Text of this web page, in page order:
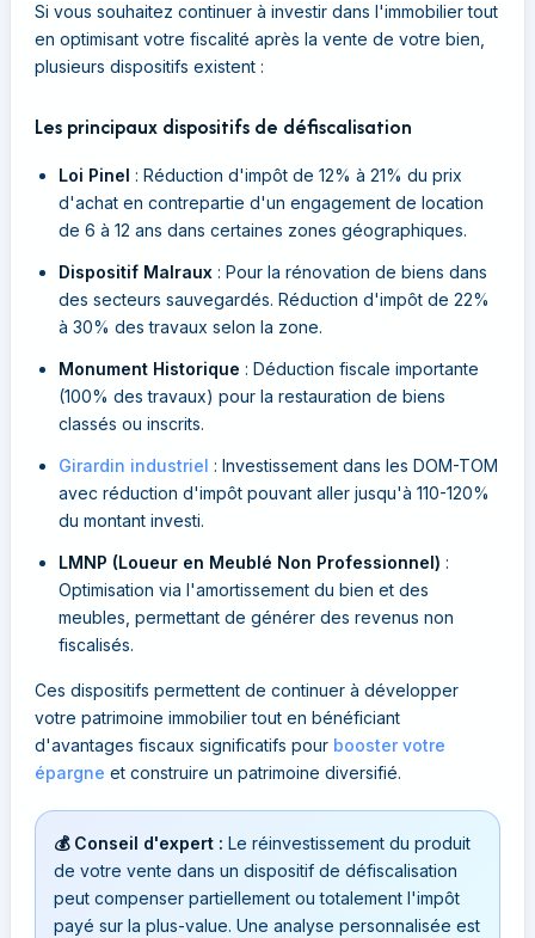
Si vous souhaitez continuer à investir dans l'immobilier tout
en optimisant votre fiscalité après la vente de votre bien,
plusieurs dispositifs existent :
Les principaux dispositifs de défiscalisation
Loi Pinel : Réduction d'impôt de 12% à 21% du prix
d'achat en contrepartie d'un engagement de location
de 6 à 12 ans dans certaines zones géographiques.
Dispositif Malraux : Pour la rénovation de biens dans
des secteurs sauvegardés. Réduction d'impôt de 22%
à 30% des travaux selon la zone.
Monument Historique : Déduction fiscale importante
(100% des travaux) pour la restauration de biens
classés ou inscrits.
Girardin industriel : Investissement dans les DOM-TOM
avec réduction d'impôt pouvant aller jusqu'à 110-120%
du montant investi.
LMNP (Loueur en Meublé Non Professionnel) :
Optimisation via l'amortissement du bien et des
meubles, permettant de générer des revenus non
fiscalisés.
Ces dispositifs permettent de continuer à développer
votre patrimoine immobilier tout en bénéficiant
d'avantages fiscaux significatifs pour booster votre
épargne et construire un patrimoine diversifié.
💰 Conseil d'expert : Le réinvestissement du produit
de votre vente dans un dispositif de défiscalisation
peut compenser partiellement ou totalement l'impôt
payé sur la plus-value. Une analyse personnalisée est